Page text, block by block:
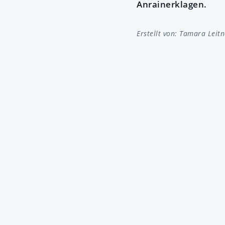
Anrainerklagen.
Erstellt von: Tamara